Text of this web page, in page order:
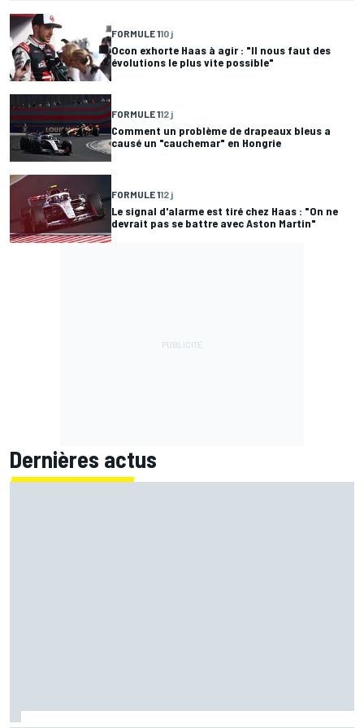
FORMULE 110 j
Ocon exhorte Haas à agir : "Il nous faut des
évolutions le plus vite possible"
FORMULE 112 j
Comment un problème de drapeaux bleus a
causé un "cauchemar" en Hongrie
FORMULE 112 j
Le signal d'alarme est tiré chez Haas : "On ne
devrait pas se battre avec Aston Martin"
Dernières actus